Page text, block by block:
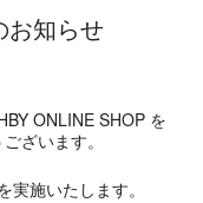
お知らせ
ONLINE SHOP を
ざいます。
施いたします。